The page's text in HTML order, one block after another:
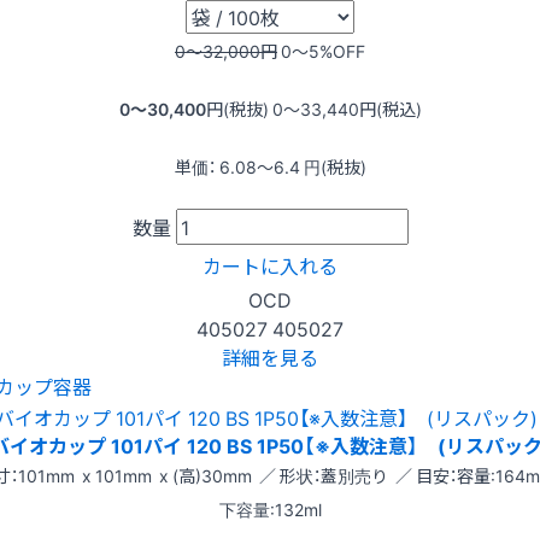
0〜32,000円0〜5%OFF
0〜30,400円(税抜) 0〜33,440円(税込)
単価： 6.08〜6.4 円(税抜)
数量
カートに入れる
OCD
405027 405027
詳細を見る
ップ容器
イオカップ 101パイ 120 BS 1P50【※入数注意】 (リスパッ
：101mm x 101mm x (高)30mm ／ 形状：蓋別売り ／ 目安：容量
下容量:132ml